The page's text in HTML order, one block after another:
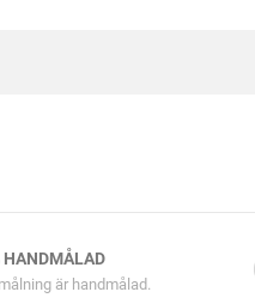
HANDMÅLAD
är handmålad.